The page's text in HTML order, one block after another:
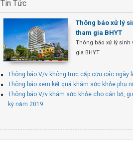
Tin Tức
Thông báo xử lý
tham gia BHYT
Thông báo xử lý sinh
gia BHYT
Thông báo V/v không trực cấp cứu các ngày
Thông báo xem kết quả khám sức khỏe phụ
Thông báo V/v khám sức khỏe cho cán bộ,
kỳ năm 2019